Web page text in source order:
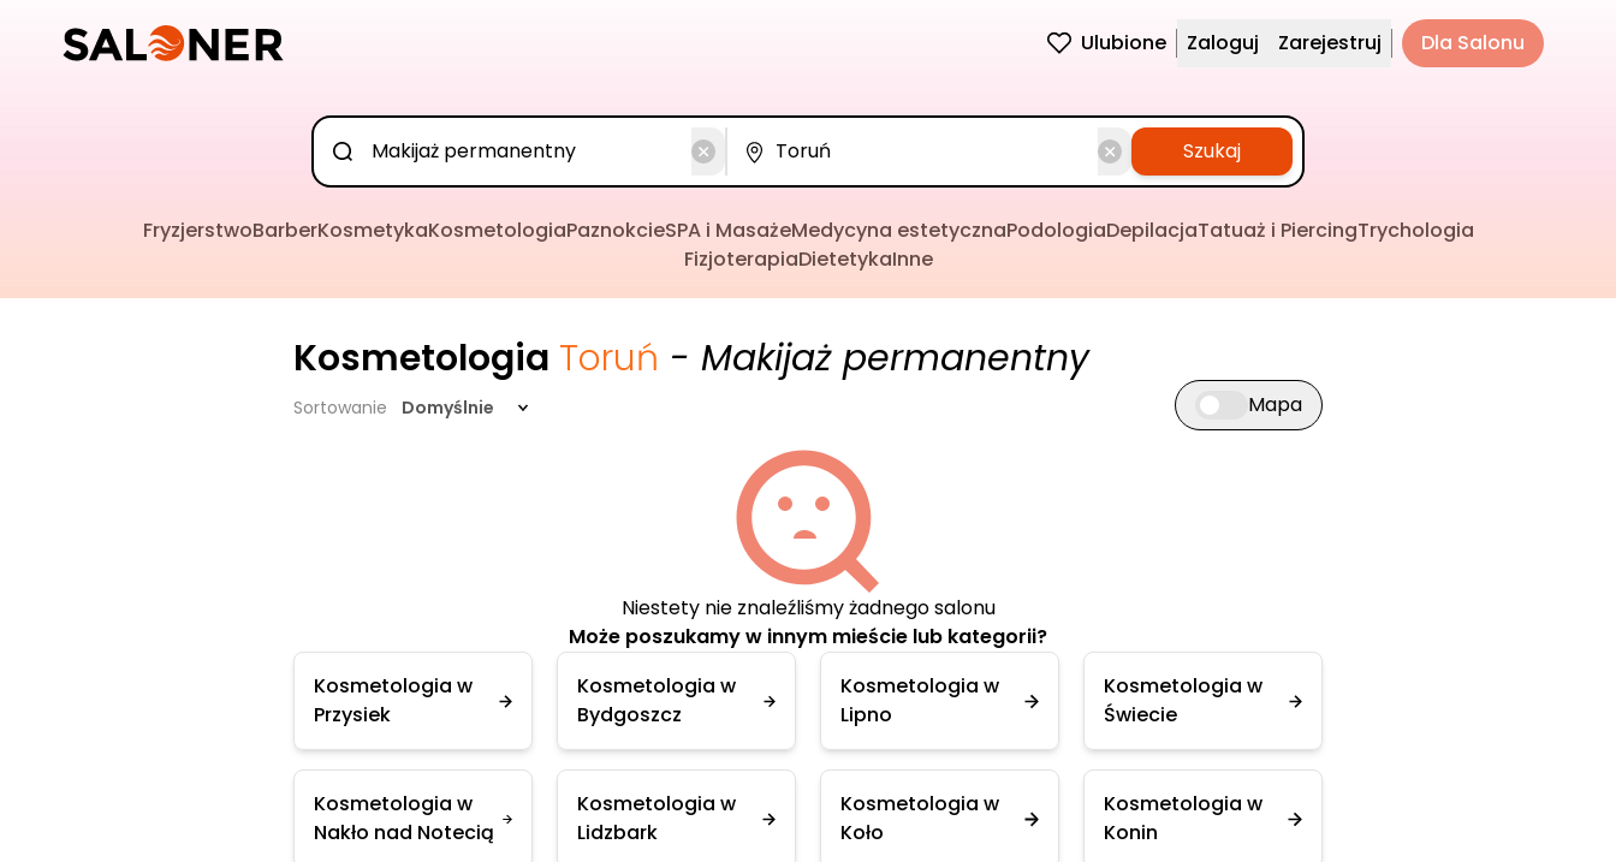
Ulubione Zaloguj Zarejestruj Dla Salonu
Szukaj
FryzjerstwoBarberKosmetykaKosmetologiaPaznokcieSPA i MasażeMedycyna estetycznaPodologiaDepilacjaTatuaż i PiercingTrychologia
FizjoterapiaDietetykaInne
Kosmetologia Toruń - Makijaż permanentny
Sortowanie Domyślnie Przełącz widok mapy
Mapa
Niestety nie znaleźliśmy żadnego salonu
Może poszukamy w innym mieście lub kategorii?
Kosmetologia w
Przysiek
Kosmetologia w
Bydgoszcz
Kosmetologia w
Lipno
Kosmetologia w
Świecie
Kosmetologia w
Nakło nad Notecią
Kosmetologia w
Lidzbark
Kosmetologia w
Koło
Kosmetologia w
Konin